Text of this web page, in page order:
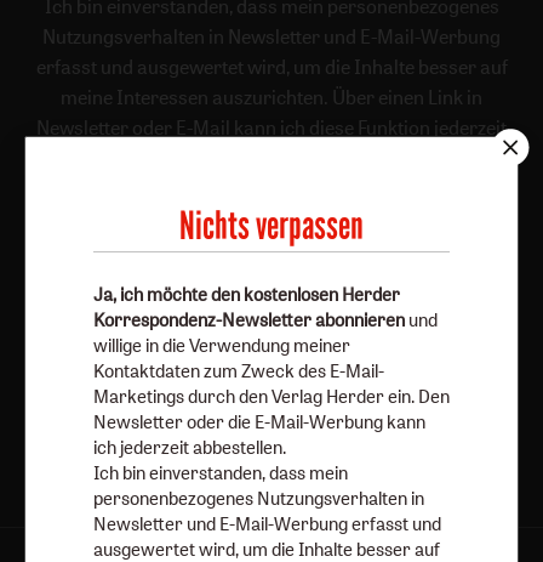
Ich bin einverstanden, dass mein personenbezogenes
Nutzungsverhalten in Newsletter und E-Mail-Werbung
erfasst und ausgewertet wird, um die Inhalte besser auf
meine Interessen auszurichten. Über einen Link in
Newsletter oder E-Mail kann ich diese Funktion jederzeit
Datenschutzhinweisen
Jetzt anmelden
Nichts verpassen
Ja, ich möchte den kostenlosen Herder
Korrespondenz-Newsletter abonnieren und
willige in die Verwendung meiner
Kontaktdaten zum Zweck des E-Mail-
Marketings durch den Verlag Herder ein. Den
Newsletter oder die E-Mail-Werbung kann
ich jederzeit abbestellen.
Ich bin einverstanden, dass mein
personenbezogenes Nutzungsverhalten in
Newsletter und E-Mail-Werbung erfasst und
ausgewertet wird, um die Inhalte besser auf